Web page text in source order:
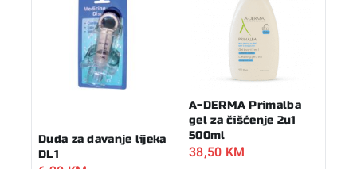
Duda za davanje lijeka
DL1
A-DERMA Primalba
gel za čišćenje 2u1
500ml
38,50 KM